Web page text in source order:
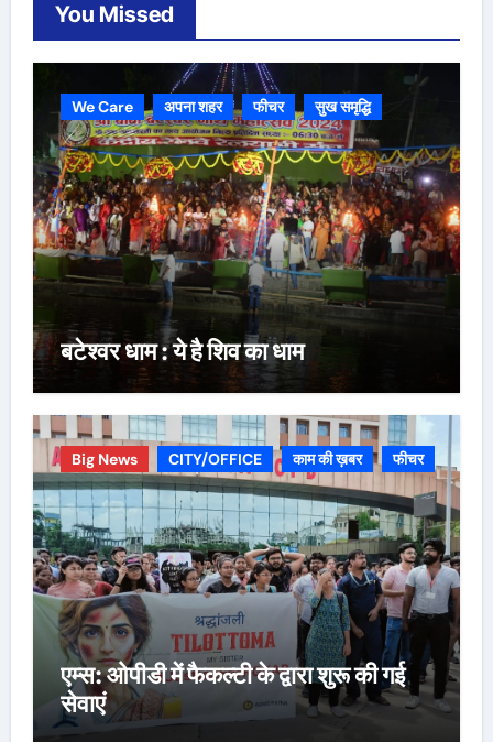
You Missed
We Care अपना शहर फीचर सुख समृद्धि
बटेश्वर धाम : ये है शिव का धाम
Big News CITY/OFFICE काम की ख़बर फीचर
एम्स: ओपीडी में फैकल्टी के द्वारा शुरू की गई
सेवाएं